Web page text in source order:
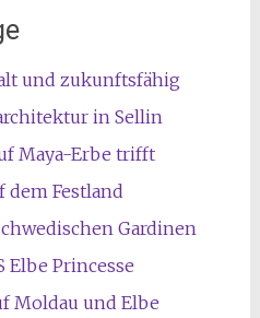
und zukunftsfähig
in Sellin
Maya-Erbe trifft
Festland
Gardinen
Elbe Princesse
Moldau und Elbe